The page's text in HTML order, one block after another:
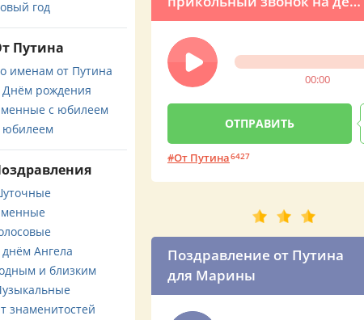
рождения
00:00
От Путина6427
Поздравление от Путина
для Марины
год
Путина
именам от Путина
Днём рождения
с юбилеем
юбилеем
днём Ангела
и близким
знаменитостей